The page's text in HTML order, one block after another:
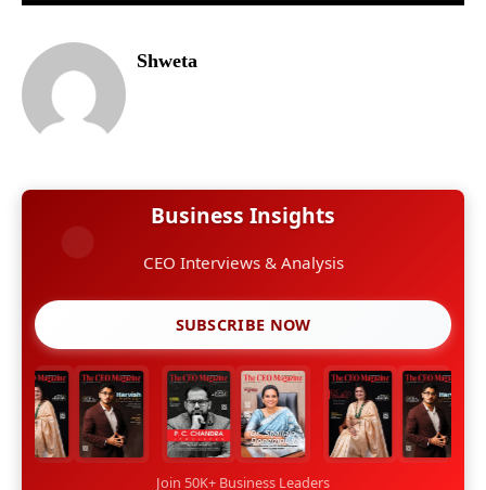
Shweta
Business Insights
CEO Interviews & Analysis
SUBSCRIBE NOW
Join 50K+ Business Leaders